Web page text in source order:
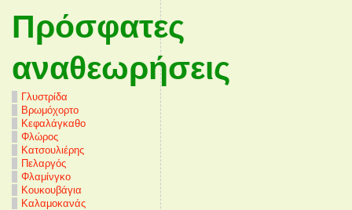
Πρόσφατες
αναθεωρήσεις
Γλυστρίδα
Βρωμόχορτο
Κεφαλάγκαθο
Φλώρος
Κατσουλιέρης
Πελαργός
Φλαμίνγκο
Κουκουβάγια
Καλαμοκανάς